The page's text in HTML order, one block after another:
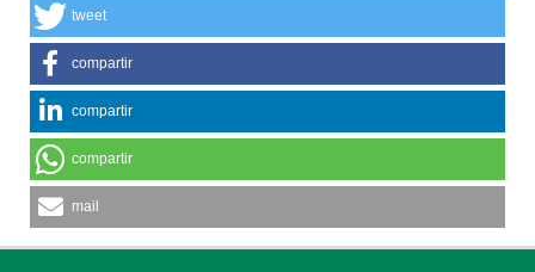
tweet
compartir
compartir
compartir
mail